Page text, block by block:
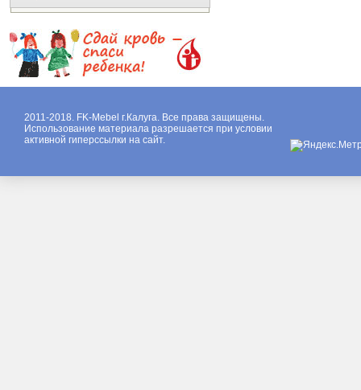
2011-2018. FK-Mebel г.Калуга. Все права защищены.
Использование материала разрешается при условии
активной гиперссылки на сайт.